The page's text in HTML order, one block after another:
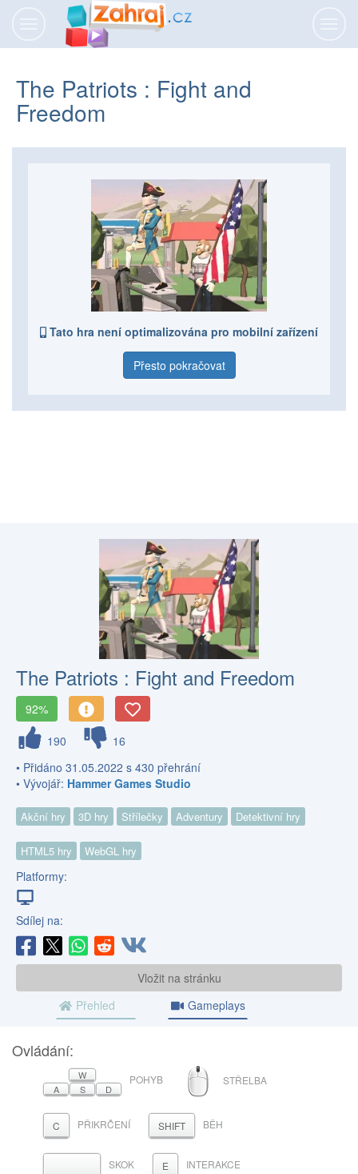
The Patriots : Fight and
Freedom
Tato hra není optimalizována pro mobilní zařízení
Přesto pokračovat
The Patriots : Fight and Freedom
92%
190
16
• Přidáno 31.05.2022 s 430 přehrání
• Vývojář: Hammer Games Studio
Akční hry 3D hry Střílečky Adventury Detektivní hry
HTML5 hry WebGL hry
Platformy:
Sdílej na:
Vložit na stránku
Přehled
Gameplays
Ovládání:
W
A
S D
POHYB MYŠ
STŘELBA
C PŘIKRČENÍ SHIFT BĚH
MEZERNÍKSKOK E INTERAKCE